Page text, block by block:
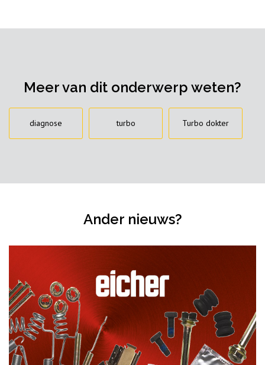
Meer van dit onderwerp weten?
diagnose turbo Turbo dokter
Ander nieuws?